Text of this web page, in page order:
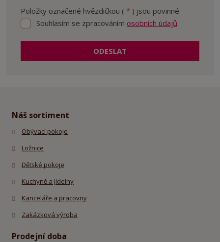
Položky označené hvězdičkou ( * ) jsou povinné.
Souhlasím
zpracováním
Souhlasím se zpracováním osobních údajů.
ODESLAT
odeslat.
Náš sortiment
Obývací pokoje
Ložnice
Dětské pokoje
Kuchyně a jídelny
Kanceláře a pracovny
Zakázková výroba
Prodejní doba